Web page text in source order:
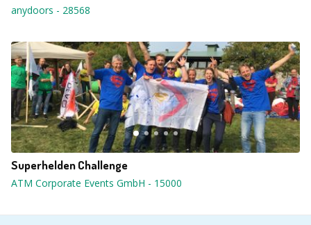
anydoors - 28568
Superhelden Challenge
ATM Corporate Events GmbH - 15000